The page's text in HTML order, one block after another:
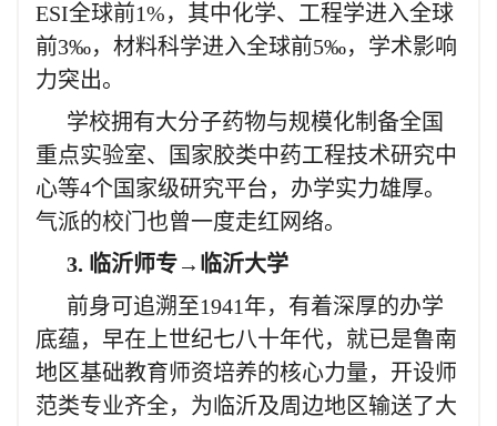
ESI全球前1%，其中化学、工程学进入全球
前3‰，材料科学进入全球前5‰，学术影响
力突出。
学校拥有大分子药物与规模化制备全国
重点实验室、国家胶类中药工程技术研究中
心等4个国家级研究平台，办学实力雄厚。
气派的校门也曾一度走红网络。
3. 临沂师专→临沂大学
前身可追溯至1941年，有着深厚的办学
底蕴，早在上世纪七八十年代，就已是鲁南
地区基础教育师资培养的核心力量，开设师
范类专业齐全，为临沂及周边地区输送了大